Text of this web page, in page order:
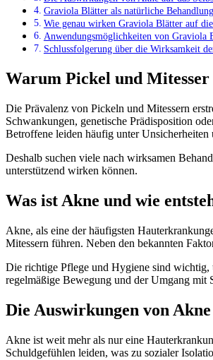
Graviola Blätter als natürliche
Wie genau wirken Graviola Blätter auf
Anwendungsmöglichkeiten von Graviola
Schlussfolgerung über die Wirksamkeit
Warum Pickel und
Die Prävalenz von Pickeln und Mitessern
Schwankungen, genetische Prädisposition
Betroffene leiden häufig unter
Deshalb suchen viele nach wirksamen
unterstützend wirken können.
Was ist Akne und wie
Akne, als eine der häufigsten
Mitessern führen. Neben den bekannten
Die richtige Pflege und Hygiene sind wichtig,
regelmäßige Bewegung und der Umgang
Die Auswirkungen von
Akne ist weit mehr als nur eine
Schuldgefühlen leiden, was zu sozialer